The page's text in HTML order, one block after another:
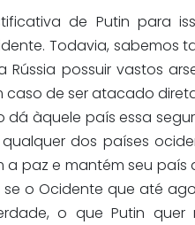
de Putin para
Todavia, sabemos
possuir vastos
de ser atacado
dá àquele país essa
dos países
paz e mantém seu país
o Ocidente que até
o que Putin